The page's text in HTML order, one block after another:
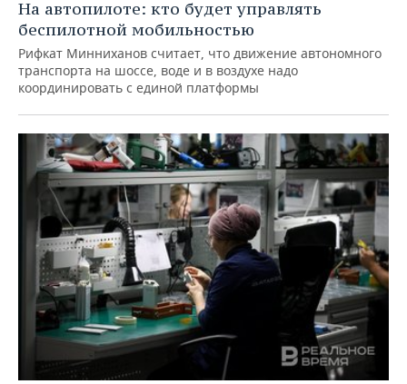
На автопилоте: кто будет управлять
беспилотной мобильностью
Рифкат Минниханов считает, что движение автономного
транспорта на шоссе, воде и в воздухе надо
координировать с единой платформы